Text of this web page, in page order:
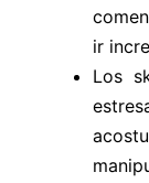
ir
Los